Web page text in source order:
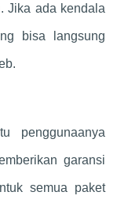
Jika ada kendala
bisa langsung
penggunaanya
garansi
semua paket